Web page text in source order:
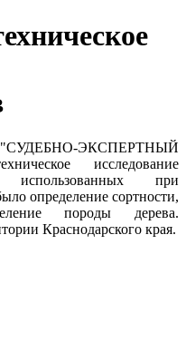
ЭКСПЕРТНЫЙ
исследование
использованных при
определение сортности,
породы дерева.
Краснодарского края.